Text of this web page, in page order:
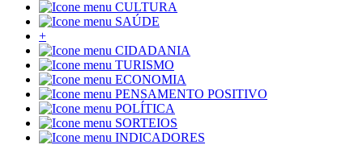
CULTURA
SAÚDE
+
CIDADANIA
TURISMO
ECONOMIA
PENSAMENTO POSITIVO
POLÍTICA
SORTEIOS
INDICADORES